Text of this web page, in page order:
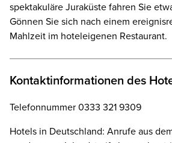
spektakuläre Juraküste fahren Sie
Gönnen Sie sich nach einem
Mahlzeit im hoteleigenen Restaurant.
Kontaktinformationen des
Telefonnummer 0333 321 9309
Hotels in Deutschland: Anrufe aus